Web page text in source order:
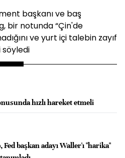
başkanı ve baş
bir notunda “Çin'de
ve yurt içi talebin zayıf
hızlı hareket etmeli
başkan adayı Waller'ı "harika"